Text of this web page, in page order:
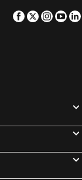
Facebook
Twitter